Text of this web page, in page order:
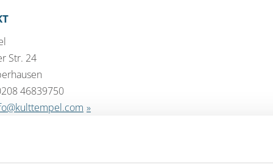
Str. 24
46839750